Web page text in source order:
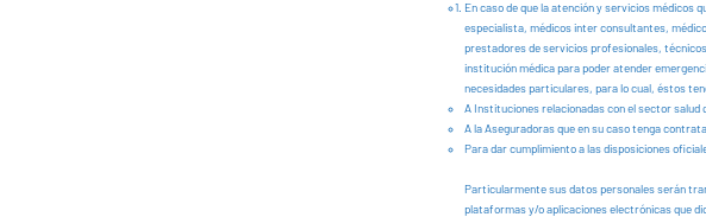
En caso de que la atención y servicios médicos
especialista, médicos inter consultantes,
prestadores de servicios profesionales,
institución médica para poder atender
necesidades particulares, para lo cual, éstos
A Instituciones relacionadas con el sector
A la Aseguradoras que en su caso tenga
Para dar cumplimiento a las disposiciones
Particularmente sus datos personales serán
plataformas y/o aplicaciones electrónicas que